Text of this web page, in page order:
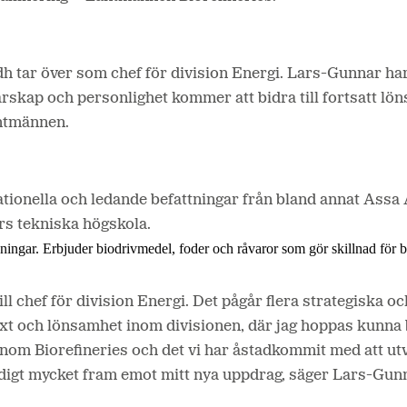
Erbjuder biodrivmedel, foder och råvaror som gör skillnad för
tar över som chef för division Energi. Lars-Gunnar
och personlighet kommer att bidra till fortsatt
och ledande befattningar från bland annat Assa
tekniska högskola.
chef för division Energi. Det pågår flera strategiska
lönsamhet inom divisionen, där jag hoppas
Biorefineries och det vi har åstadkommit med att
mycket fram emot mitt nya uppdrag, säger Lars-